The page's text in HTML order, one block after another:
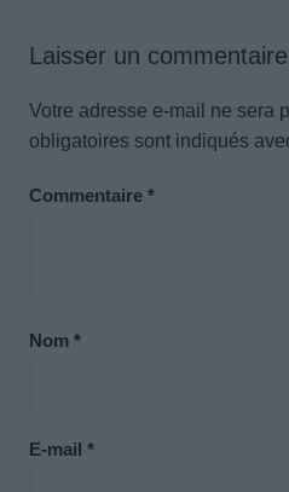
Laisser un commentaire
Votre adresse e-mail ne sera
obligatoires sont indiqués
Commentaire *
Nom *
E-mail *